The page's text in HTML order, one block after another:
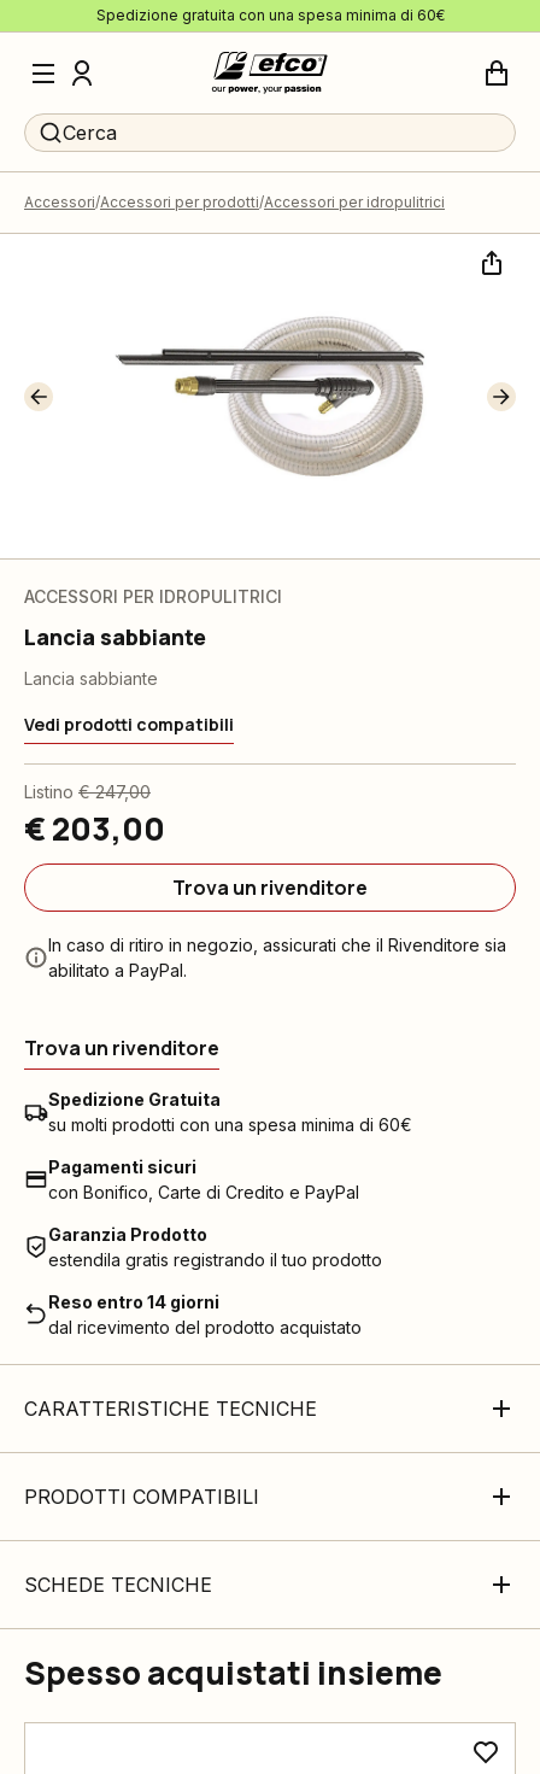
Spedizione gratuita con una spesa minima di 60€
Cerca
Accessori Accessori per prodotti Accessori per idropulitrici
ACCESSORI PER IDROPULITRICI
Lancia sabbiante
Lancia sabbiante
Vedi prodotti compatibili
Listino € 247,00
€ 203,00
Trova un rivenditore
In caso di ritiro in negozio, assicurati che il Rivenditore sia
abilitato a PayPal.
Trova un rivenditore
Spedizione Gratuita
su molti prodotti con una spesa minima di 60€
Pagamenti sicuri
con Bonifico, Carte di Credito e PayPal
Garanzia Prodotto
estendila gratis registrando il tuo prodotto
Reso entro 14 giorni
dal ricevimento del prodotto acquistato
CARATTERISTICHE TECNICHE
PRODOTTI COMPATIBILI
SCHEDE TECNICHE
Spesso acquistati insieme